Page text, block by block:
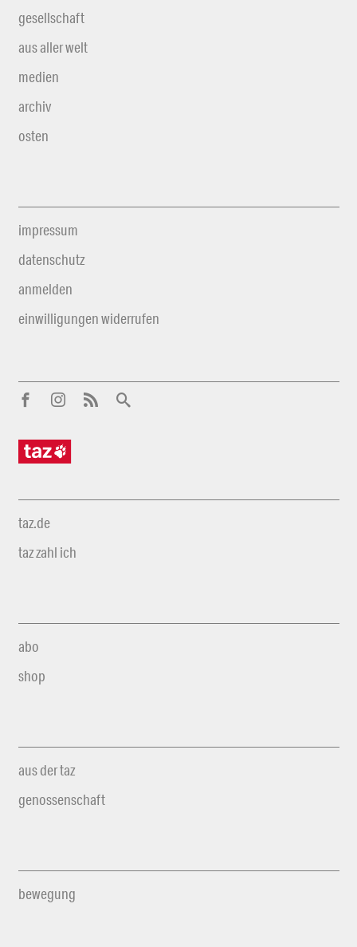
gesellschaft
aus aller welt
medien
archiv
osten
impressum
datenschutz
anmelden
einwilligungen widerrufen
taz.de
taz zahl ich
abo
shop
aus der taz
genossenschaft
bewegung